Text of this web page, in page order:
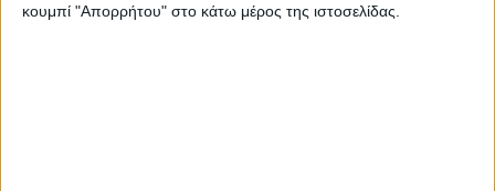
κουμπί "Απορρήτου" στο κάτω μέρος της ιστοσελίδας.